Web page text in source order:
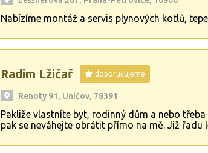
Nabízíme montáž a servis plynových kotlů,
Radim Lžičař doporučujeme
Renoty 91, Uničov, 78391
Pakliže vlastníte byt, rodinný dům a nebo
pak se neváhejte obrátit přímo na mě. Již
pospa.citron@seznam.cz. S přáním krásného